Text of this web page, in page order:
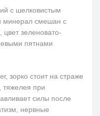
с шелковистым
минерал смешан с
цвет зеленовато-
пятнами
зорко стоит на страже
тяжелея при
силы после
нервные